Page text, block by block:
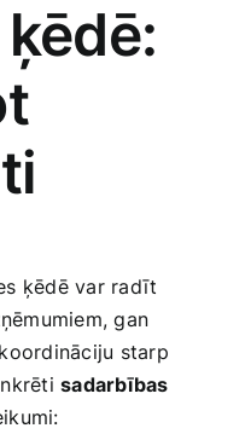
ķēdē var radīt
gan
starp
sadarbības